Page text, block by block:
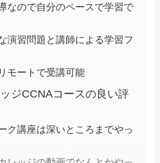
なので自分のペースで学習で
演習問題と講師による学習フ
モートで受講可能
ジCCNAコースの良い評
ク講座は深いところまでやっ